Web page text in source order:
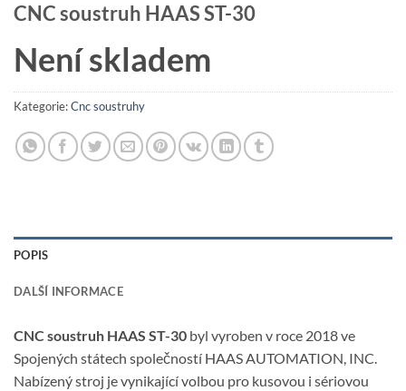
CNC soustruh HAAS ST-30
Není skladem
Kategorie:Cnc soustruhy
POPIS
DALŠÍ INFORMACE
CNC soustruh HAAS ST-30 byl vyroben v roce 2018 ve
Spojených státech společností HAAS AUTOMATION, INC.
Nabízený stroj je vynikající volbou pro kusovou i sériovou